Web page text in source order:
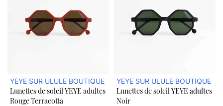
YEYE SUR ULULE BOUTIQUE
Lunettes de soleil YEYE adultes
Rouge Terracotta
YEYE SUR ULULE BOUTIQUE
Lunettes de soleil YEYE adultes
Noir